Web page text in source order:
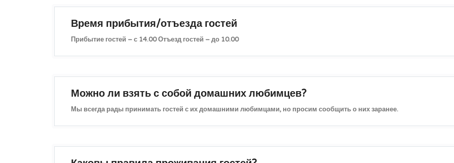
Время прибытия/отъезда гостей
Прибытие гостей – с 14.00 Отъезд гостей – до 10.00
Можно ли взять с собой домашних любимцев?
Мы всегда рады принимать гостей с их домашними любимцами, но просим сообщить о них заранее.